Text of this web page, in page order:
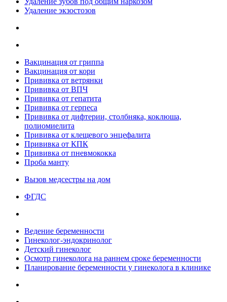
Удаление экзостозов
Вакцинация от гриппа
Вакцинация от кори
Прививка от ветрянки
Прививка от ВПЧ
Прививка от гепатита
Прививка от герпеса
Прививка от дифтерии, столбняка, коклюша,
полиомиелита
Прививка от клещевого энцефалита
Прививка от КПК
Прививка от пневмококка
Проба манту
Вызов медсестры на дом
ФГДС
Ведение беременности
Гинеколог-эндокринолог
Детский гинеколог
Осмотр гинеколога на раннем сроке беременности
Планирование беременности у гинеколога в клинике